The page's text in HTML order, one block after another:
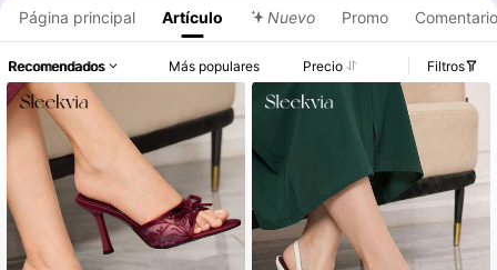
Página principal Artículo Nuevo Promo
Recomendados Más populares Precio Filtros